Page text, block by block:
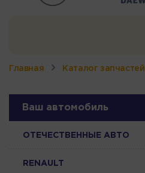
Главная Каталог запчастей
Ваш автомобиль
ОТЕЧЕСТВЕННЫЕ АВТО
RENAULT